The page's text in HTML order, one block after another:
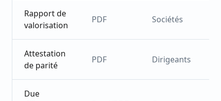
Rapport de
valorisation
PDF Sociétés
Attestation
de parité
PDF Dirigeants
Due